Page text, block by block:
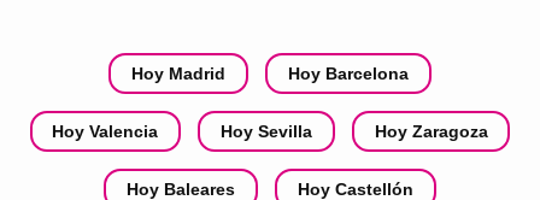
Hoy Madrid Hoy Barcelona
Hoy Valencia Hoy Sevilla Hoy Zaragoza
Hoy Baleares Hoy Castellón